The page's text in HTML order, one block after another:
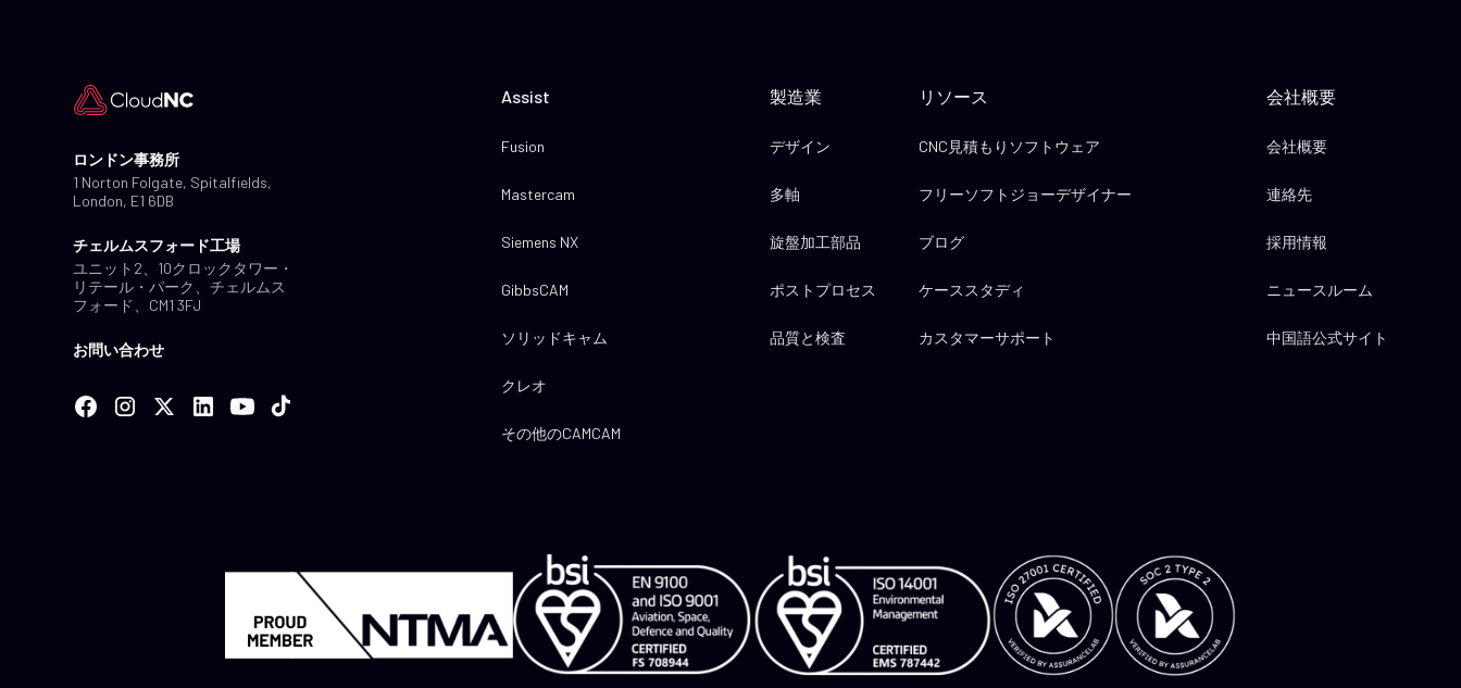
ロンドン事務所
1 Norton Folgate, Spitalfields,
London, E1 6DB
チェルムスフォード工場
ユニット2、10クロックタワー・
リテール・パーク、チェルムス
フォード、CM1 3FJ
お問い合わせ
Assist
Fusion
Mastercam
Siemens NX
GibbsCAM
ソリッドキャム
クレオ
その他のCAMCAM
製造業
デザイン
多軸
旋盤加工部品
ポストプロセス
品質と検査
リソース
CNC見積もりソフトウェア
フリーソフトジョーデザイナー
ブログ
ケーススタディ
カスタマーサポート
会社概要
会社概要
連絡先
採用情報
ニュースルーム
中国語公式サイト